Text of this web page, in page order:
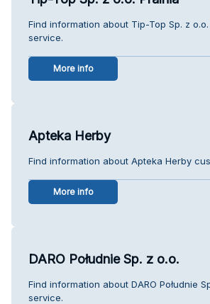
Find information about Tip-Top Sp. z
service.
More info
Apteka Herby
Find information about Apteka Herby
More info
DARO Południe Sp. z o.o.
Find information about DARO Południe
service.